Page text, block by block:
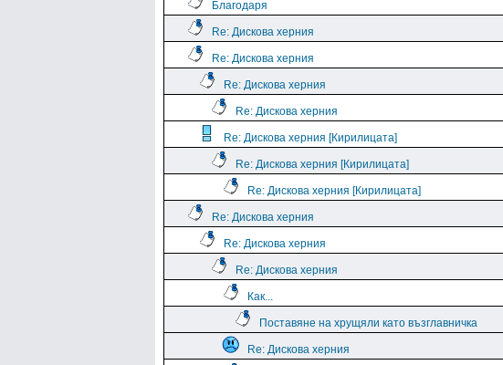
Благодаря
Re: Дискова херния
Re: Дискова херния
Re: Дискова херния
Re: Дискова херния
Re: Дискова херния [Кирилицата]
Re: Дискова херния [Кирилицата]
Re: Дискова херния [Кирилицата]
Re: Дискова херния
Re: Дискова херния
Re: Дискова херния
Как...
Поставяне на хрущяли като възглавничка
Re: Дискова херния